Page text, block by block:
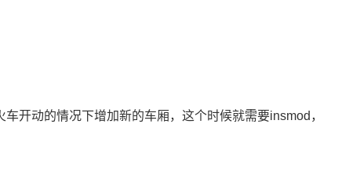
开动的情况下增加新的车厢，这个时候就需要insmod，